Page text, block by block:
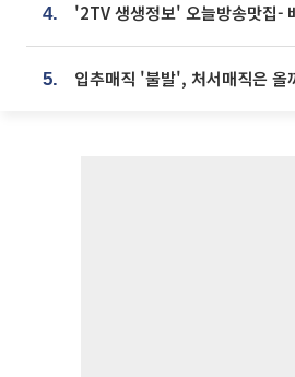
4.
5. 입추매직 '불발', 처서매직은 올